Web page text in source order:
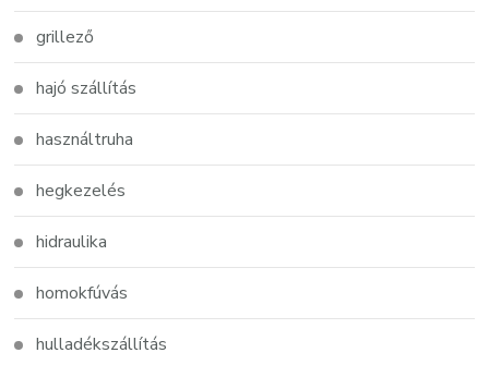
grillező
hajó szállítás
használtruha
hegkezelés
hidraulika
homokfúvás
hulladékszállítás